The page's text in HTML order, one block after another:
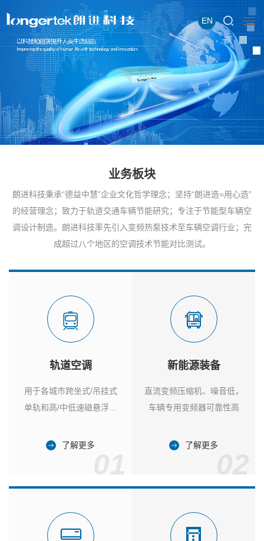
EN
业务板块
朗进科技秉承“德益中慧”企业文化哲学理念；坚持“朗进造=用心造”
的经营理念；致力于轨道交通车辆节能研究；专注于节能型车辆空
调设计制造。朗进科技率先引入变频热泵技术至车辆空调行业；完
成超过八个地区的空调技术节能对比测试。
轨道空调
用于各城市跨坐式/吊挂式
单轨和高/中低速磁悬浮列
了解更多
新能源装备
直流变频压缩机、噪音低，
车辆专用变频器可靠性高
了解更多